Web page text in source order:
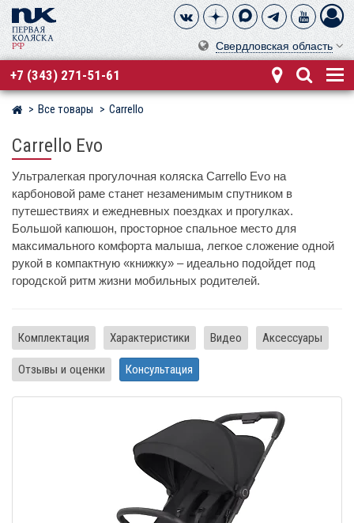
Свердловская область
+7 (343) 271-51-61
Магазин детских колясок
Все товары Carrello
Carrello Evo
Ультралегкая прогулочная коляска Carrello Evo на
карбоновой раме станет незаменимым спутником в
путешествиях и ежедневных поездках и прогулках.
Большой капюшон, просторное спальное место для
максимального комфорта малыша, легкое сложение одной
рукой в компактную «книжку» – идеально подойдет под
городской ритм жизни мобильных родителей.
Комплектация Характеристики Видео Аксессуары
Отзывы и оценки Консультация